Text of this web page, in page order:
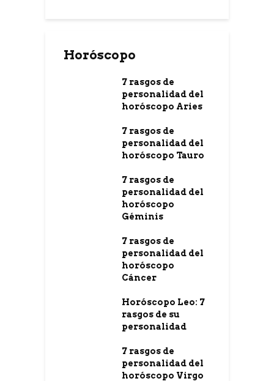
Horóscopo
7 rasgos de
personalidad del
horóscopo Aries
7 rasgos de
personalidad del
horóscopo Tauro
7 rasgos de
personalidad del
horóscopo
Géminis
7 rasgos de
personalidad del
horóscopo
Cáncer
Horóscopo Leo: 7
rasgos de su
personalidad
7 rasgos de
personalidad del
horóscopo Virgo